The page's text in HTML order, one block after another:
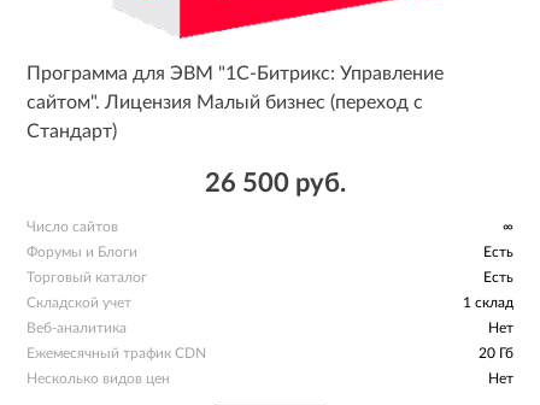
Программа для ЭВМ "1С-Битрикс: Управление
сайтом". Лицензия Малый бизнес (переход с
Стандарт)
26 500 руб.
Число сайтов
∞
Форумы и Блоги
Есть
Торговый каталог
Есть
Складской учет
1 склад
Веб-аналитика
Нет
Ежемесячный трафик CDN
20 Гб
Несколько видов цен
Нет